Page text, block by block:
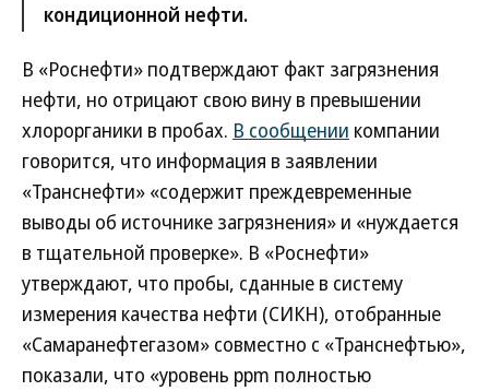
кондиционной нефти.
В «Роснефти» подтверждают факт загрязнения
нефти, но отрицают свою вину в превышении
хлорорганики в пробах. В сообщении компании
говорится, что информация в заявлении
«Транснефти» «содержит преждевременные
выводы об источнике загрязнения» и «нуждается
в тщательной проверке». В «Роснефти»
утверждают, что пробы, сданные в систему
измерения качества нефти (СИКН), отобранные
«Самаранефтегазом» совместно с «Транснефтью»,
показали, что «уровень ppm полностью